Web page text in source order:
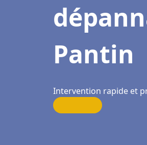
Pantin
Intervention rapide et